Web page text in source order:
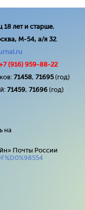
18 лет и старше.
М-54, а/я 32.
(916) 959-88-22
71458, 71695(год)
71459, 71696 (год)
на
Почты России